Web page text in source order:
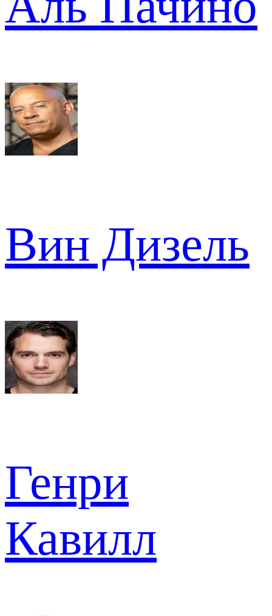
Вин Дизель
Генри
Кавилл